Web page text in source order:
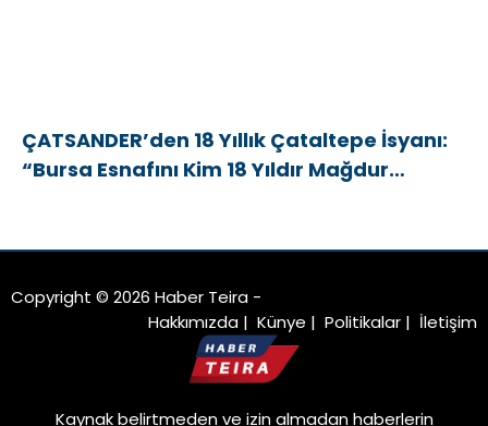
ÇATSANDER’den 18 Yıllık Çataltepe İsyanı:
“Bursa Esnafını Kim 18 Yıldır Mağdur
Copyright © 2026 Haber Teira -
Hakkımızda | Künye | Politikalar | İletişim
Kaynak belirtmeden ve izin almadan haberlerin